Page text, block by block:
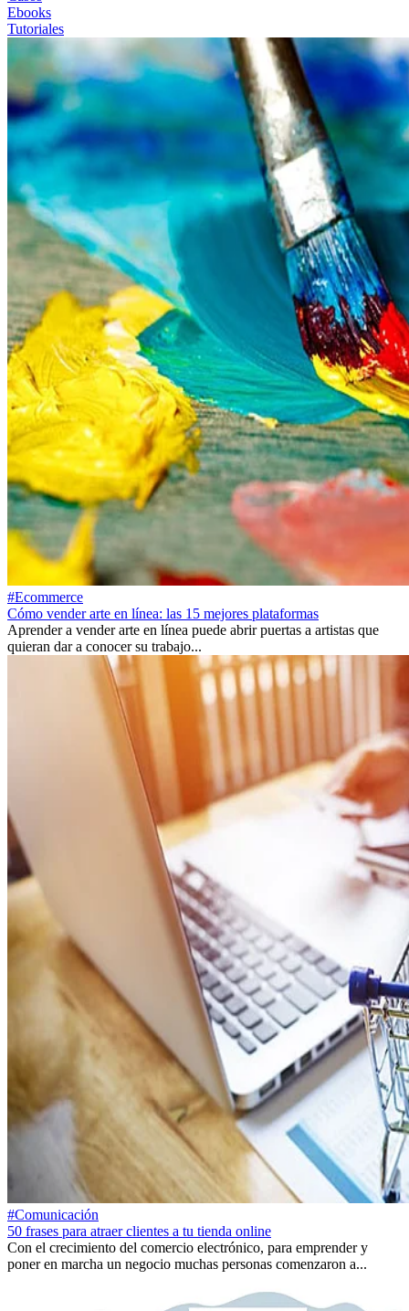
Ebooks
Tutoriales
#Ecommerce
Cómo vender arte en línea: las 15 mejores plataformas
Aprender a vender arte en línea puede abrir puertas a artistas que
quieran dar a conocer su trabajo...
#Comunicación
50 frases para atraer clientes a tu tienda online
Con el crecimiento del comercio electrónico, para emprender y
poner en marcha un negocio muchas personas comenzaron a...